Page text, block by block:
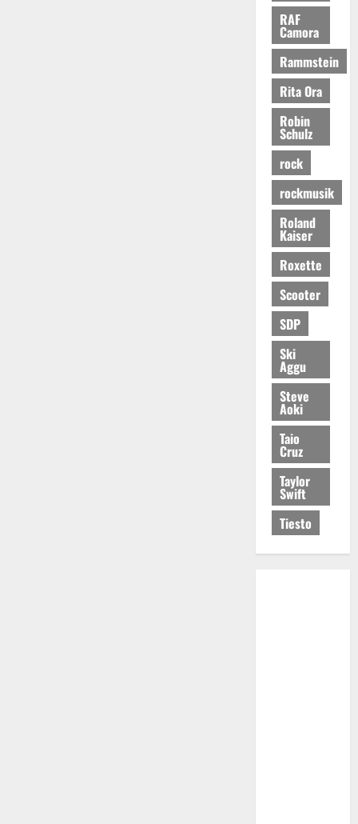
RAF
Camora
Rammstein
Rita Ora
Robin
Schulz
rock
rockmusik
Roland
Kaiser
Roxette
Scooter
SDP
Ski
Aggu
Steve
Aoki
Taio
Cruz
Taylor
Swift
Tiesto